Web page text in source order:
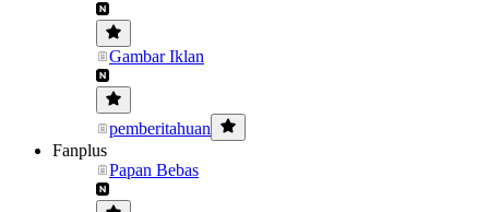
Gambar Iklan
pemberitahuan
Fanplus
Papan Bebas